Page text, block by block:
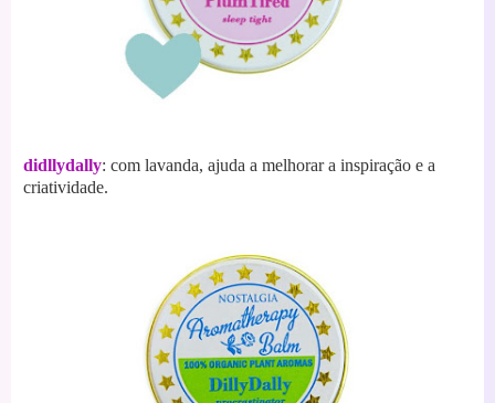
didllydally: com lavanda, ajuda a melhorar a inspiração e a
criatividade.